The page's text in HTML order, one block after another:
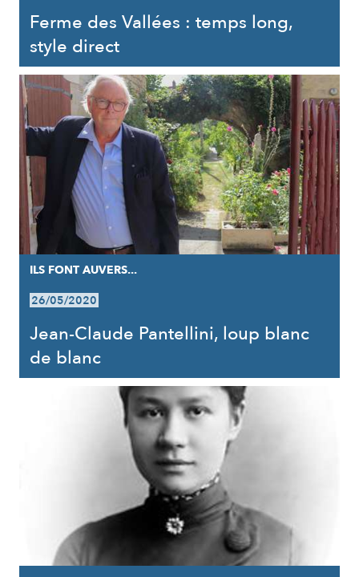
Ferme des Vallées : temps long,
style direct
ILS FONT AUVERS...
26/05/2020
Jean-Claude Pantellini, loup blanc
de blanc